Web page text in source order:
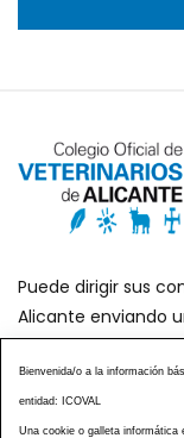
Puede dirigir sus
Alicante enviando
¿SABÍAS QUÉ?
Bienvenida/o a la información
entidad: ICOVAL
Una cookie o galleta informática